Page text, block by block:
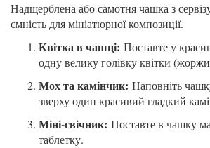
Надщерблена або самотня чашка з
ємність для мініатюрної композиції.
Квітка в чашці: Поставте у
одну велику голівку квітки
Мох та камінчик: Наповніть
зверху один красивий гладкий
Міні-свічник: Поставте в чашку
таблетку.